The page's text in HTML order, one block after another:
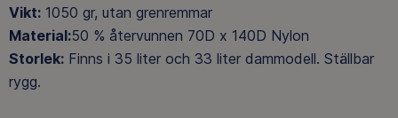
Vikt: 1050 gr, utan grenremmar
Material:50 % återvunnen 70D x 140D Nylon
Storlek: Finns i 35 liter och 33 liter dammodell. Ställbar
rygg.